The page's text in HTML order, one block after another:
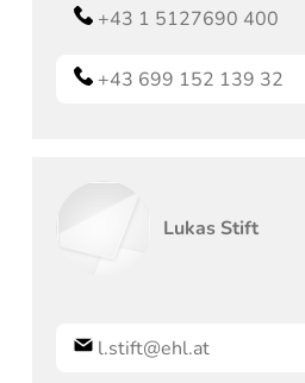
+43 1 5127690 400
+43 699 152 139 32
Lukas Stift
l.stift@ehl.at